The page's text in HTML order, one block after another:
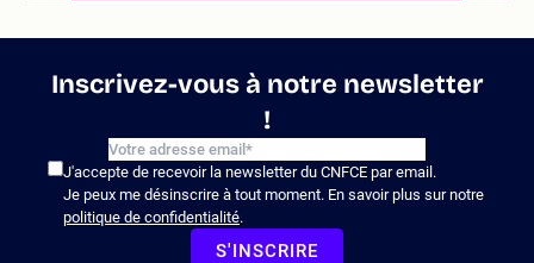
Inscrivez-vous à notre newsletter
!
J'accepte de recevoir la newsletter du CNFCE par email.
Je peux me désinscrire à tout moment. En savoir plus sur notre
politique de confidentialité.
S'INSCRIRE